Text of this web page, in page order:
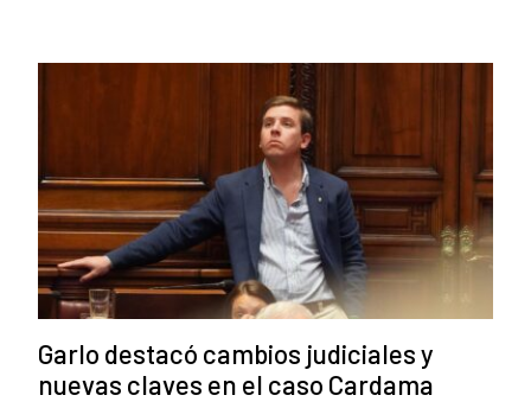
Garlo destacó cambios judiciales y
nuevas claves en el caso Cardama